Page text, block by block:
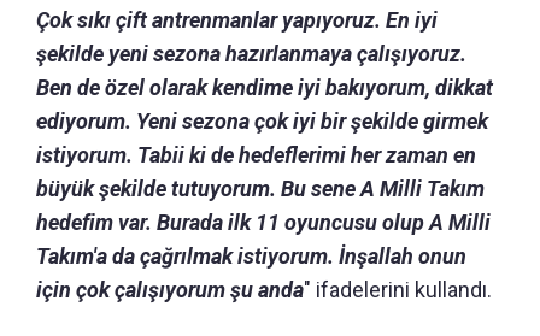
Çok sıkı çift antrenmanlar yapıyoruz. En iyi
şekilde yeni sezona hazırlanmaya çalışıyoruz.
Ben de özel olarak kendime iyi bakıyorum, dikkat
ediyorum. Yeni sezona çok iyi bir şekilde girmek
istiyorum. Tabii ki de hedeflerimi her zaman en
büyük şekilde tutuyorum. Bu sene A Milli Takım
hedefim var. Burada ilk 11 oyuncusu olup A Milli
Takım'a da çağrılmak istiyorum. İnşallah onun
için çok çalışıyorum şu anda" ifadelerini kullandı.